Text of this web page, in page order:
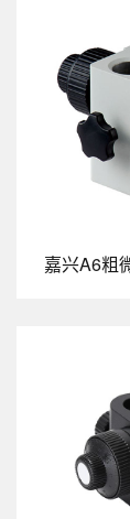
嘉兴A6粗